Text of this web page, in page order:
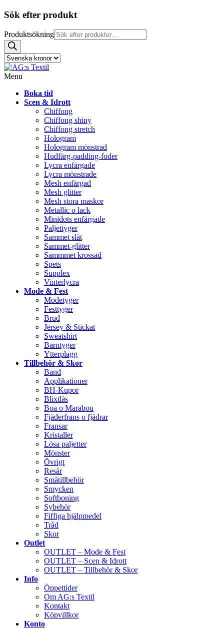
Sök efter produkt
Produktsökning
Menu
Boka tid
Scen & Idrott
Chiffong
Chiffong shiny
Chiffong stretch
Hologram
Hologram mönstrad
Hudfärg-padding-foder
Lycra enfärgade
Lycra mönstrade
Mesh enfärgad
Mesh glitter
Mesh stora maskor
Metallic o lack
Minidots enfärgade
Paljettyger
Sammet slät
Sammet-glitter
Sammmet krossad
Spets
Supplex
Vinterlycra
Mode & Fest
Modetyger
Festtyger
Brud
Jersey & Stickat
Sweatshirt
Barntyger
Ytterplagg
Tillbehör & Skor
Band
Applikationer
BH-Kupor
Blixtlås
Boa o Marabou
Fjäderfrans o fjädrar
Fransar
Kristaller
Lösa paljetter
Mönster
Övrigt
Resår
Småtillbehör
Smycken
Softboning
Sybehör
Fiffiga hjälpmedel
Tråd
Skor
Outlet
OUTLET – Mode & Fest
OUTLET – Scen & Idrott
OUTLET – Tillbehör & Skor
Info
Öppettider
Om AG:s Textil
Kontakt
Köpvillkor
Konto